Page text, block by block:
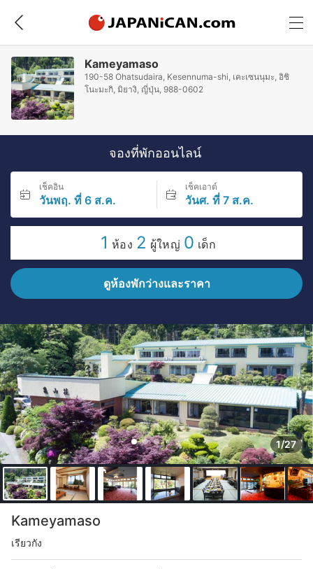
Kameyamaso
190-58 Ohatsudaira, Kesennuma-shi, เคะเซนนุมะ, อิชิ
โนะมะกิ, มิยางิ, ญี่ปุ่น, 988-0602
จองที่พักออนไลน์
เช็คอิน
วันพฤ. ที่ 6 ส.ค.
เช็คเอาต์
วันศ. ที่ 7 ส.ค.
1 ห้อง 2 ผู้ใหญ่ 0 เด็ก
ดูห้องพักว่างและราคา
1/27
Kameyamaso
เรียวกัง